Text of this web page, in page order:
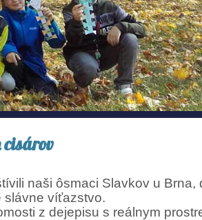
cisárov
naši ôsmaci Slavkov u Brna,
slávne víťazstvo.
z dejepisu s reálnym